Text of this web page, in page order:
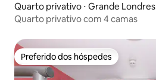
Quarto privativo ⋅ Grande Londres
Quarto privativo com 4 camas
Preferido dos hóspedes
Preferido dos hóspedes